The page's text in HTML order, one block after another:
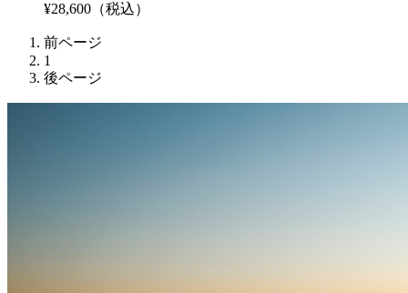
¥28,600（税込）
前ページ
1
後ページ